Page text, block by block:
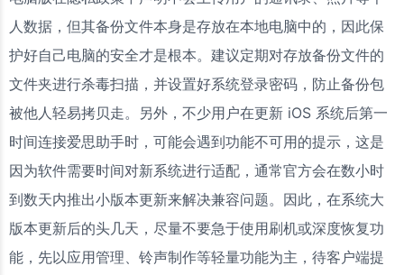
人数据，但其备份文件本身是存放在本地电脑中的，因此保
护好自己电脑的安全才是根本。建议定期对存放备份文件的
文件夹进行杀毒扫描，并设置好系统登录密码，防止备份包
被他人轻易拷贝走。另外，不少用户在更新 iOS 系统后第一
时间连接爱思助手时，可能会遇到功能不可用的提示，这是
因为软件需要时间对新系统进行适配，通常官方会在数小时
到数天内推出小版本更新来解决兼容问题。因此，在系统大
版本更新后的头几天，尽量不要急于使用刷机或深度恢复功
能，先以应用管理、铃声制作等轻量功能为主，待客户端提